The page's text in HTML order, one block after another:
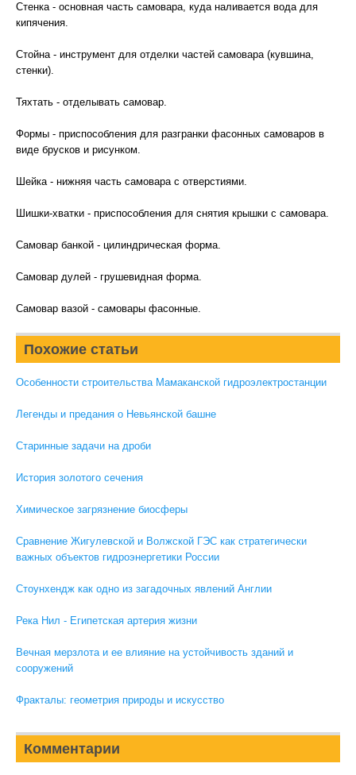
Стенка - основная часть самовара, куда наливается вода для
кипячения.
Стойна - инструмент для отделки частей самовара (кувшина,
стенки).
Тяхтать - отделывать самовар.
Формы - приспособления для разгранки фасонных самоваров в
виде брусков и рисунком.
Шейка - нижняя часть самовара с отверстиями.
Шишки-хватки - приспособления для снятия крышки с самовара.
Самовар банкой - цилиндрическая форма.
Самовар дулей - грушевидная форма.
Самовар вазой - самовары фасонные.
Похожие статьи
Особенности строительства Мамаканской гидроэлектростанции
Легенды и предания о Невьянской башне
Старинные задачи на дроби
История золотого сечения
Химическое загрязнение биосферы
Сравнение Жигулевской и Волжской ГЭС как стратегически
важных объектов гидроэнергетики России
Стоунхендж как одно из загадочных явлений Англии
Река Нил - Египетская артерия жизни
Вечная мерзлота и ее влияние на устойчивость зданий и
сооружений
Фракталы: геометрия природы и искусство
Комментарии